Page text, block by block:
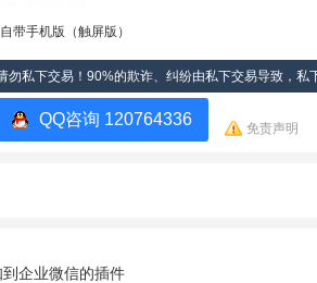
带手机版（触屏版）
勿私下交易！90%的欺诈、纠纷由私下交易导致，私
QQ咨询 120764336 免责声明
企业微信的插件